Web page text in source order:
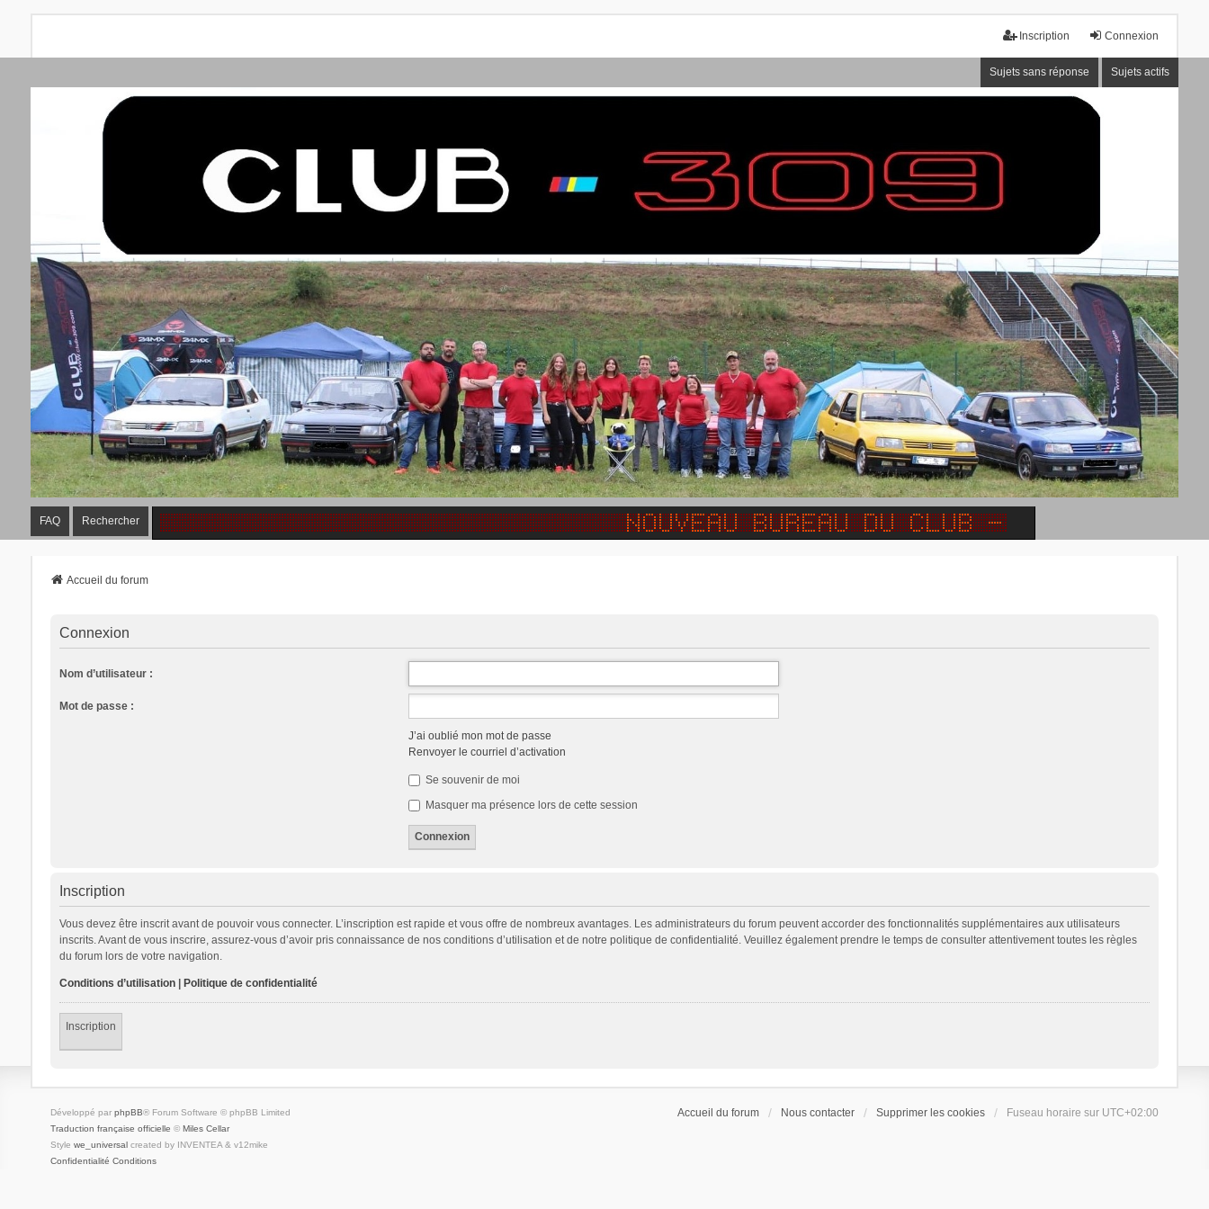
Connexion
Inscription
Sujets sans réponse Sujets actifs
FAQ Rechercher
Accueil du forum
Connexion
Nom d’utilisateur :
Mot de passe :
J’ai oublié mon mot de passe
Renvoyer le courriel d’activation
Se souvenir de moi
Masquer ma présence lors de cette session
Inscription
Vous devez être inscrit avant de pouvoir vous connecter. L’inscription est rapide et vous offre de nombreux avantages. Les administrateurs du forum peuvent accorder des fonctionnalités supplémentaires aux utilisateurs
inscrits. Avant de vous inscrire, assurez-vous d’avoir pris connaissance de nos conditions d’utilisation et de notre politique de confidentialité. Veuillez également prendre le temps de consulter attentivement toutes les règles
du forum lors de votre navigation.
Conditions d’utilisation| Politique de confidentialité
Inscription
Accueil du forum Nous contacter Supprimer les cookies Fuseau horaire sur UTC+02:00
Développé par phpBB® Forum Software © phpBB Limited
Traduction française officielle © Miles Cellar
Style we_universalcreated by INVENTEA & v12mike
Confidentialité Conditions